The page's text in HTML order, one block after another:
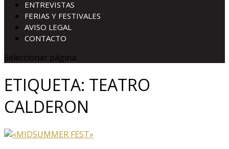
ENTREVISTAS
FERIAS Y FESTIVALES
AVISO LEGAL
CONTACTO
Seleccionar página
ETIQUETA: TEATRO
CALDERON